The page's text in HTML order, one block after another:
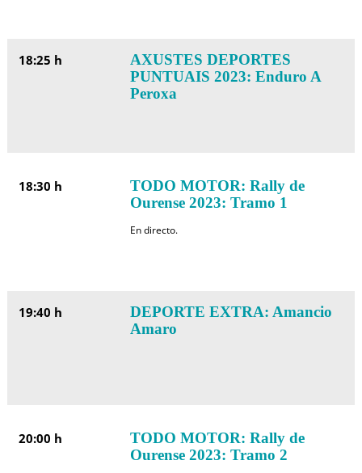
18:25 h
AXUSTES DEPORTES
PUNTUAIS 2023: Enduro A
Peroxa
18:30 h
TODO MOTOR: Rally de
Ourense 2023: Tramo 1
En directo.
19:40 h
DEPORTE EXTRA: Amancio
Amaro
20:00 h
TODO MOTOR: Rally de
Ourense 2023: Tramo 2